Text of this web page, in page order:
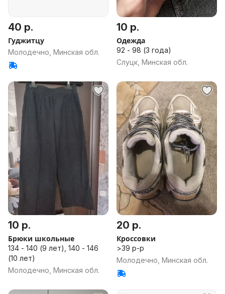
40 р.
Гуджитцу
Молодечно, Минская обл.
10 р.
Одежда
92 - 98 (3 года)
Слуцк, Минская обл.
10 р.
Брюки школьные
134 - 140 (9 лет), 140 - 146
(10 лет)
Молодечно, Минская обл.
20 р.
Кроссовки
>39 р-р
Молодечно, Минская обл.